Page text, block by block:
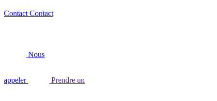
Contact Contact
Nous
appeler Prendre un